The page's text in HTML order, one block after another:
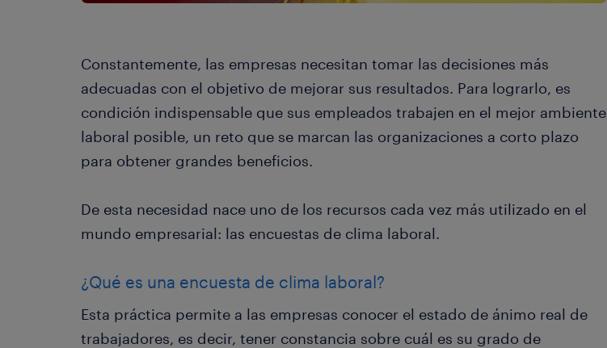
Constantemente, las empresas necesitan tomar las decisiones más
adecuadas con el objetivo de mejorar sus resultados. Para lograrlo, es
condición indispensable que sus empleados trabajen en el mejor ambiente
laboral posible, un reto que se marcan las organizaciones a corto plazo
para obtener grandes beneficios.
De esta necesidad nace uno de los recursos cada vez más utilizado en el
mundo empresarial: las encuestas de clima laboral.
¿Qué es una encuesta de clima laboral?
Esta práctica permite a las empresas conocer el estado de ánimo real de
trabajadores, es decir, tener constancia sobre cuál es su grado de